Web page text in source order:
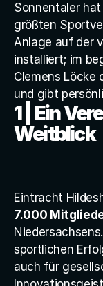
Servicetool
Ablaufplan
Monitoring
Versicherung
Kostenlosanf
Sonnentaler
größten
Anlage auf der
installiert; im
Clemens Löcke
und gibt
1 | Ein
Weitblick
7.000
sportlichen
auch für